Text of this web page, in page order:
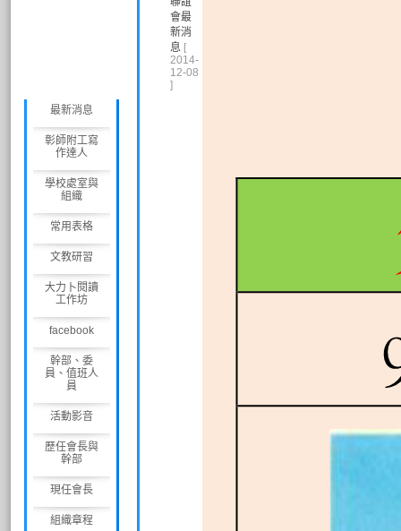
最新消息
彰師附工寫
作達人
學校處室與
組織
常用表格
文教研習
大力卜閱讀
工作坊
facebook
幹部、委
員、值班人
員
活動影音
歷任會長與
幹部
現任會長
組織章程
會最
新消
息 [
2014-
12-08
]